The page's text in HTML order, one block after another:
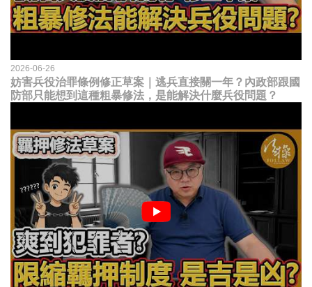
2026-06-26
妨害兵役治罪條例修正草案｜逃兵直接關一年？內政部跟國
防部只能想到這種粗暴修法，是能解決什麼兵役問題？